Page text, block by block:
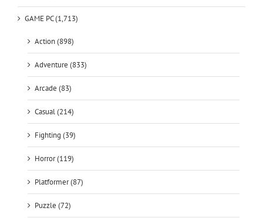
GAME PC (1,713)
Action (898)
Adventure (833)
Arcade (83)
Casual (214)
Fighting (39)
Horror (119)
Platformer (87)
Puzzle (72)